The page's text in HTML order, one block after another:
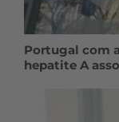
Portugal com
hepatite A